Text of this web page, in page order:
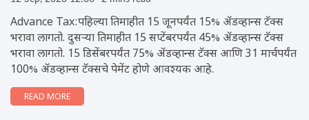
Advance Tax:पहिल्या तिमाहीत 15 जूनपर्यंत 15% अ‍ॅडव्हान्स टॅक्स
भरावा लागतो. दुसऱ्या तिमाहीत 15 सप्टेंबरपर्यंत 45% अ‍ॅडव्हान्स टॅक्स
भरावा लागतो. 15 डिसेंबरपर्यंत 75% अ‍ॅडव्हान्स टॅक्स आणि 31 मार्चपर्यंत
100% अ‍ॅडव्हान्स टॅक्सचे पेमेंट होणे आवश्यक आहे.
READ MORE